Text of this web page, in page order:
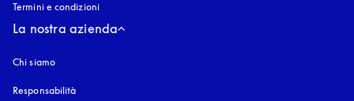
Termini e condizioni
La nostra azienda
Chi siamo
Responsabilità